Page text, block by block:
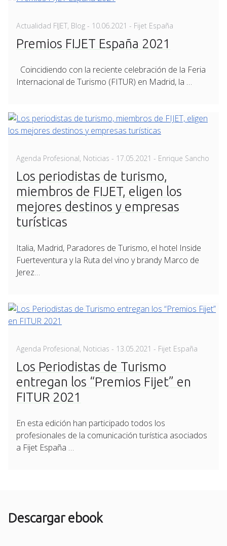
Actualidad FIJET, Blog - Posted
10.06.2021 - Fijet España
Premios FIJET España 2021
Coincidiendo con la reciente celebración de la Feria
Internacional de Turismo (FITUR) en Madrid, la …
Agenda Profesional, Noticias - Posted
17.05.2021 - Enrique Sancho
Los periodistas de turismo,
miembros de FIJET, eligen los
mejores destinos y empresas
turísticas
Italia, Madrid, Paradores de Turismo, el hotel Inside
Fuerteventura y la Ruta del vino y brandy Marco de
Jerez…
Agenda Profesional, Noticias - Posted
13.05.2021 - Fijet España
Los Periodistas de Turismo
entregan los “Premios Fijet” en
FITUR 2021
En esta edición han participado todos los
profesionales de la comunicación turística asociados
a Fijet España …
Descargar ebook